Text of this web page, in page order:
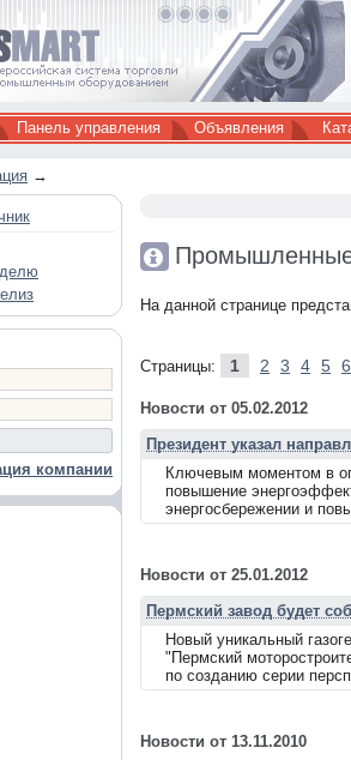
Панель управления Объявления
→
компании
На данной странице
Страницы: 1 2 3 4 5 6
Новости от 05.02.2012
Президент указал
Ключевым моментом в
повышение
энергосбережении и
Новости от 25.01.2012
Пермский завод будет
Новый уникальный
"Пермский
по созданию серии
Новости от 13.11.2010